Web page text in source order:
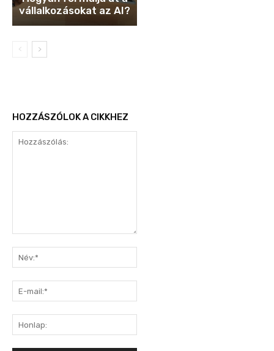
vállalkozásokat az AI?
HOZZÁSZÓLOK A CIKKHEZ
mail:*